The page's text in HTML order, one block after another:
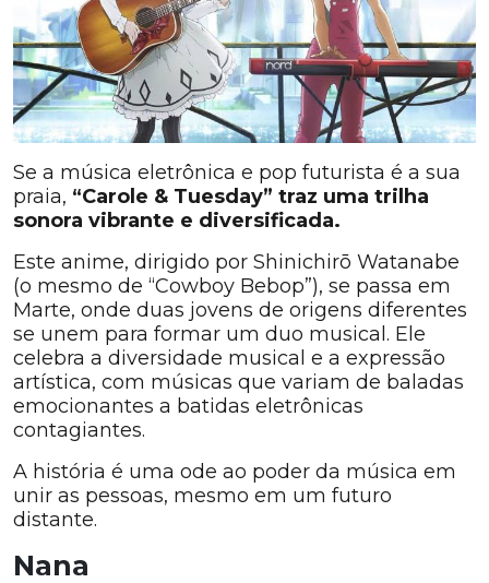
Se a música eletrônica e pop futurista é a sua
praia, “Carole & Tuesday” traz uma trilha
sonora vibrante e diversificada.
Este anime, dirigido por Shinichirō Watanabe
(o mesmo de “Cowboy Bebop”), se passa em
Marte, onde duas jovens de origens diferentes
se unem para formar um duo musical. Ele
celebra a diversidade musical e a expressão
artística, com músicas que variam de baladas
emocionantes a batidas eletrônicas
contagiantes.
A história é uma ode ao poder da música em
unir as pessoas, mesmo em um futuro
distante.
Nana